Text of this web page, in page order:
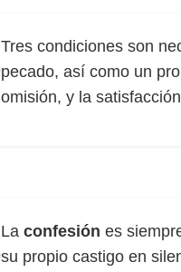
Tres condiciones son
pecado, así como un
omisión, y la
La confesión es
su propio castigo en